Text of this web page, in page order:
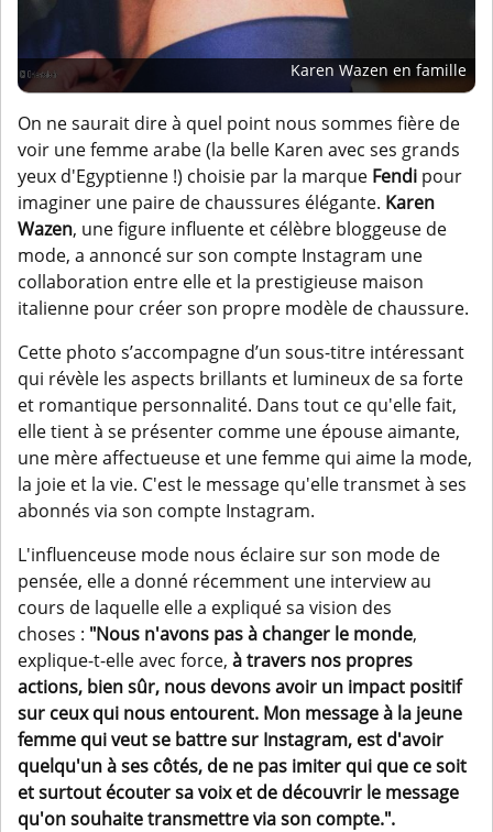
Karen Wazen en famille
On ne saurait dire à quel point nous sommes fière de
voir une femme arabe (la belle Karen avec ses grands
yeux d'Egyptienne !) choisie par la marque Fendi pour
imaginer une paire de chaussures élégante. Karen
Wazen, une figure influente et célèbre bloggeuse de
mode, a annoncé sur son compte Instagram une
collaboration entre elle et la prestigieuse maison
italienne pour créer son propre modèle de chaussure.
Cette photo s’accompagne d’un sous-titre intéressant
qui révèle les aspects brillants et lumineux de sa forte
et romantique personnalité. Dans tout ce qu'elle fait,
elle tient à se présenter comme une épouse aimante,
une mère affectueuse et une femme qui aime la mode,
la joie et la vie. C'est le message qu'elle transmet à ses
abonnés via son compte Instagram.
L'influenceuse mode nous éclaire sur son mode de
pensée, elle a donné récemment une interview au
cours de laquelle elle a expliqué sa vision des
choses : "Nous n'avons pas à changer le monde,
explique-t-elle avec force, à travers nos propres
actions, bien sûr, nous devons avoir un impact positif
sur ceux qui nous entourent. Mon message à la jeune
femme qui veut se battre sur Instagram, est d'avoir
quelqu'un à ses côtés, de ne pas imiter qui que ce soit
et surtout écouter sa voix et de découvrir le message
qu'on souhaite transmettre via son compte.".